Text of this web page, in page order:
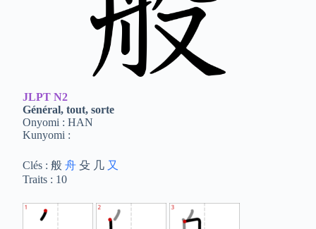
JLPT N2
Général, tout, sorte
Onyomi : HAN
Kunyomi :
Clés : 般舟 殳 几 又
Traits : 10